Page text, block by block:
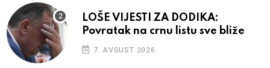
LOŠE VIJESTI ZA DODIKA:
Povratak na crnu listu sve bliže
7. AVGUST 2026.